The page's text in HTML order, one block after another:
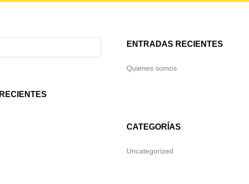
ENTRADAS RECIENTES
Quienes somos
CATEGORÍAS
Uncategorized